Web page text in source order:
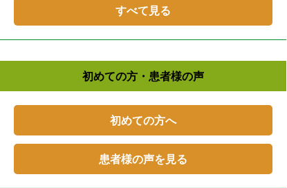
すべて見る
初めての方・患者様の声
初めての方へ
患者様の声を見る